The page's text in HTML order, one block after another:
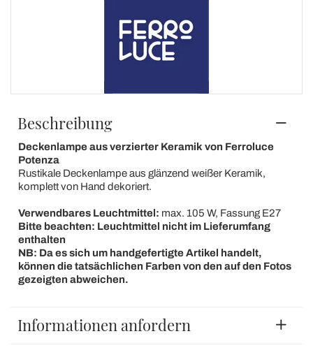
Beschreibung
Deckenlampe aus verzierter Keramik von Ferroluce
Potenza
Rustikale Deckenlampe aus glänzend weißer Keramik,
komplett von Hand dekoriert.
Verwendbares Leuchtmittel: max. 105 W, Fassung E27
Bitte beachten: Leuchtmittel nicht im Lieferumfang
enthalten
NB: Da es sich um handgefertigte Artikel handelt,
können die tatsächlichen Farben von den auf den Fotos
gezeigten abweichen.
Informationen anfordern